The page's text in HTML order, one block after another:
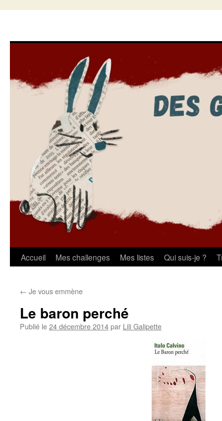
Aller
contenu
Accueil Mes challenges Mes listes Qui suis-je ?
← Je vous emmène
Le baron perché
Publié le24 décembre 2014par Lili Galipette